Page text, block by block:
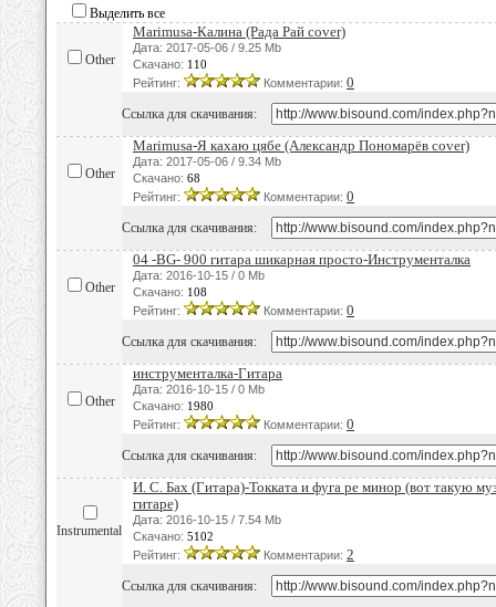
Выделить все
Other
Marimusa-Калина (Рада Рай cover)
Дата: 2017-05-06 / 9.25 Mb
Скачано: 110
Рейтинг:
Комментарии: 0
Ссылка для скачивания:
Other
Marimusa-Я кахаю цябе (Александр Пономарёв cover)
Дата: 2017-05-06 / 9.34 Mb
Скачано: 68
Рейтинг:
Комментарии: 0
Ссылка для скачивания:
Other
04 -BG- 900 гитара шикарная просто-Инструменталка
Дата: 2016-10-15 / 0 Mb
Скачано: 108
Рейтинг:
Комментарии: 0
Ссылка для скачивания:
Other
инструменталка-Гитара
Дата: 2016-10-15 / 0 Mb
Скачано: 1980
Рейтинг:
Комментарии: 0
Ссылка для скачивания:
Instrumental
И. С. Бах (Гитара)-Токката и фуга ре минор (вот такую
гитаре)
Дата: 2016-10-15 / 7.54 Mb
Скачано: 5102
Рейтинг:
Комментарии: 2
Ссылка для скачивания: